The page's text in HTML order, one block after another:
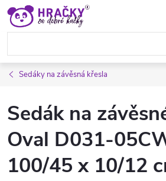
Přejít
obsah
Sedáky na závěsná křesla
Sedák na
Oval D031-
100/45 x 10/12